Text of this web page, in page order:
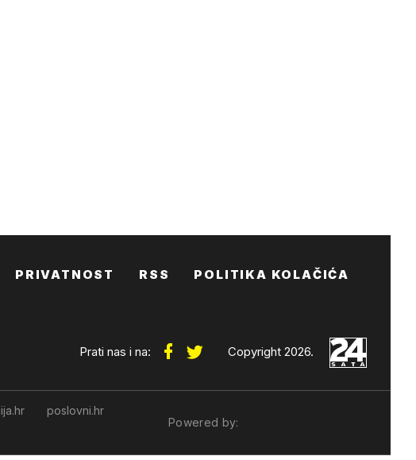
PRIVATNOST RSS POLITIKA KOLAČIĆA
Prati nas i na: Copyright 2026.
poslovni.hr
Powered by: